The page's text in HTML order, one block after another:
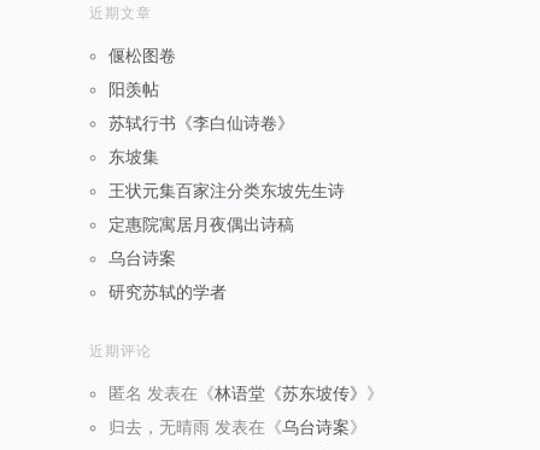
近期文章
偃松图卷
阳羡帖
苏轼行书《李白仙诗卷》
东坡集
王状元集百家注分类东坡先生诗
定惠院寓居月夜偶出诗稿
乌台诗案
研究苏轼的学者
近期评论
匿名 发表在《林语堂《苏东坡传》 》
归去，无晴雨 发表在《乌台诗案》